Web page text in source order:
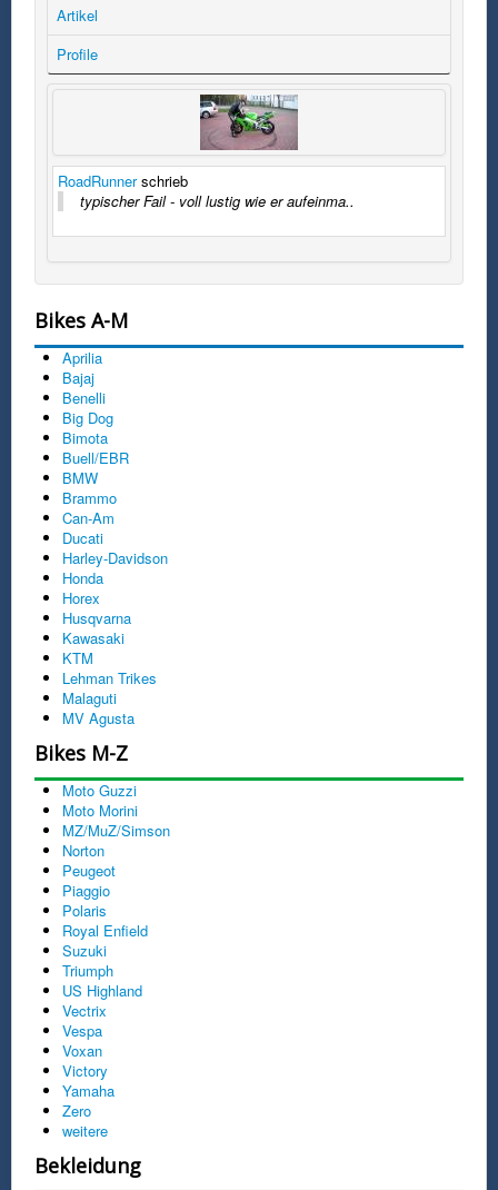
Artikel
Profile
RoadRunnerschrieb
typischer Fail - voll lustig wie er aufeinma..
Bikes A-M
Aprilia
Bajaj
Benelli
Big Dog
Bimota
Buell/EBR
BMW
Brammo
Can-Am
Ducati
Harley-Davidson
Honda
Horex
Husqvarna
Kawasaki
KTM
Lehman Trikes
Malaguti
MV Agusta
Bikes M-Z
Moto Guzzi
Moto Morini
MZ/MuZ/Simson
Norton
Peugeot
Piaggio
Polaris
Royal Enfield
Suzuki
Triumph
US Highland
Vectrix
Vespa
Voxan
Victory
Yamaha
Zero
weitere
Bekleidung